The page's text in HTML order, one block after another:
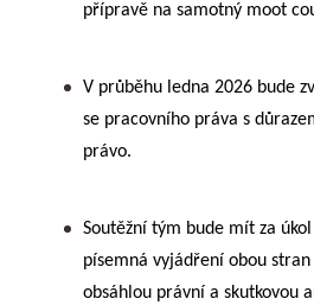
přípravě na samotný moot
V průběhu ledna 2026 bude
se pracovního práva s
právo.
Soutěžní tým bude mít za
písemná vyjádření obou
obsáhlou právní a skutkovou